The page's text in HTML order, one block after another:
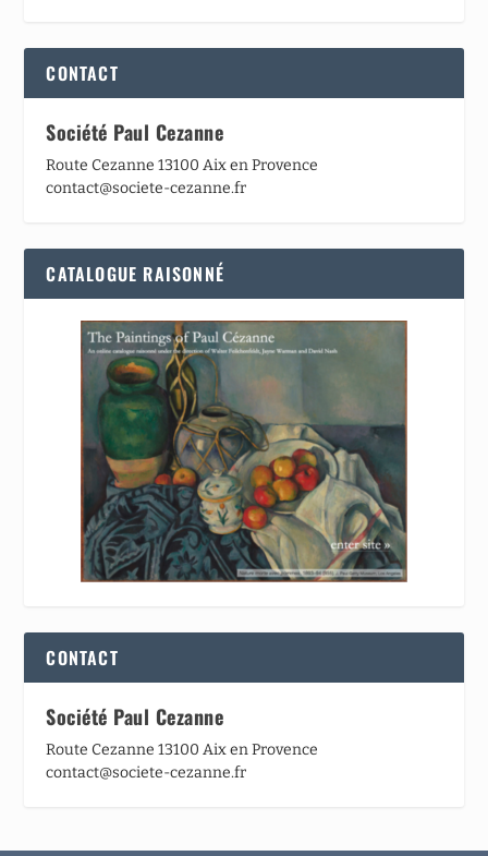
CONTACT
Société Paul Cezanne
Route Cezanne 13100 Aix en Provence
contact@societe-cezanne.fr
CATALOGUE RAISONNÉ
CONTACT
Société Paul Cezanne
Route Cezanne 13100 Aix en Provence
contact@societe-cezanne.fr